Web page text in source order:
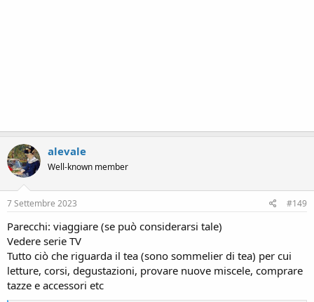
alevale
Well-known member
7 Settembre 2023 #149
Parecchi: viaggiare (se può considerarsi tale)
Vedere serie TV
Tutto ciò che riguarda il tea (sono sommelier di tea) per cui
letture, corsi, degustazioni, provare nuove miscele, comprare
tazze e accessori etc